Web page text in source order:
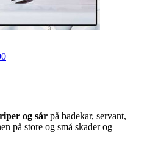
og sår på badekar, servant,
på store og små skader og